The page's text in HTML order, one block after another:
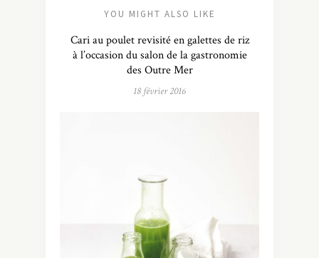
YOU MIGHT ALSO LIKE
Cari au poulet revisité en galettes de riz
à l’occasion du salon de la gastronomie
des Outre Mer
18 février 2016